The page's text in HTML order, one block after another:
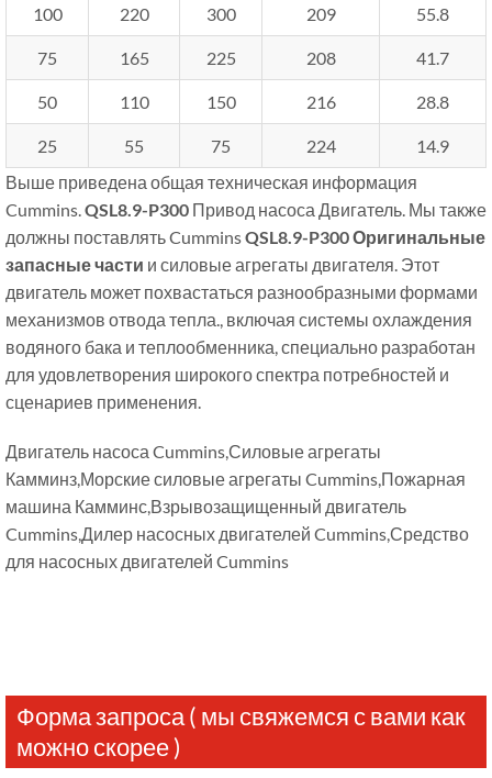
100 220 300 209 55.8
75 165 225 208 41.7
50 110 150 216 28.8
25 55 75 224
14.9
Выше приведена общая техническая информация
Cummins. QSL8.9-P300 Привод насоса Двигатель. Мы также
должны поставлять CumminsQSL8.9-P300Оригинальные
запасные части и силовые агрегаты двигателя. Этот
двигатель может похвастаться разнообразными формами
механизмов отвода тепла., включая системы охлаждения
водяного бака и теплообменника, специально разработан
для удовлетворения широкого спектра потребностей и
сценариев применения.
Двигатель насоса Cummins,Силовые агрегаты
Камминз,Морские силовые агрегаты Cummins,Пожарная
машина Камминс,Взрывозащищенный двигатель
Cummins,Дилер насосных двигателей Cummins,Средство
для насосных двигателей Cummins
Форма запроса ( мы свяжемся с вами как
можно скорее )